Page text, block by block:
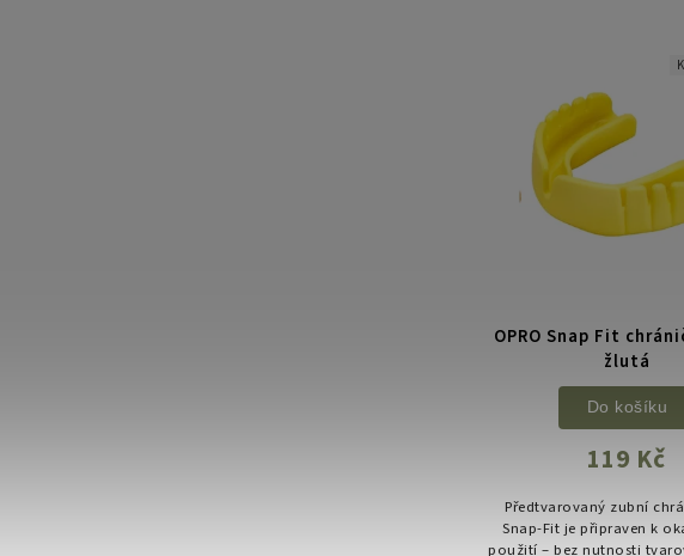
OPRO Snap Fit
žlutá
119 Kč
Do košíku
Předtvarovaný zubní
Snap-Fit je připraven k
použití – bez nutnosti